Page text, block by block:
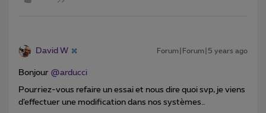
David W Forum|Forum|5 years ago
Bonjour @arducci
Pourriez-vous refaire un essai et nous dire quoi svp, je viens
d’effectuer une modification dans nos systèmes..